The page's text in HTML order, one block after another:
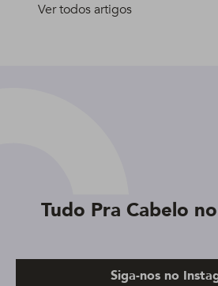
Ver todos artigos
Tudo Pra Cabelo
Siga-nos no